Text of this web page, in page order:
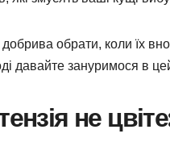
обрати, коли їх
давайте зануримося в
не